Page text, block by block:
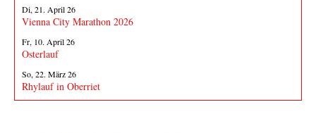
Di, 21. April 26
Vienna City Marathon 2026
Fr, 10. April 26
Osterlauf
So, 22. März 26
Rhylauf in Oberriet